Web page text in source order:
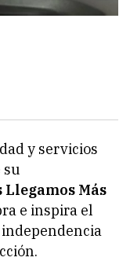
y servicios
su
Más
e inspira el